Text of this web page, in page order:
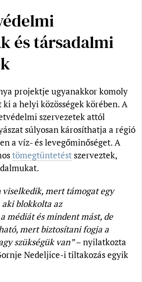
és társadalmi
projektje ugyanakkor komoly
a helyi közösségek körében. A
szervezetek attól
súlyosan károsíthatja a régió
a víz- és levegőminőséget. A
tömegtüntetéstszerveztek,
viselkedik, mert támogat egy
blokkolta az
médiát és mindent mást, de
mert biztosítani fogja a
szükségük van”– nyilatkozta
Nedeljice-i tiltakozás egyik